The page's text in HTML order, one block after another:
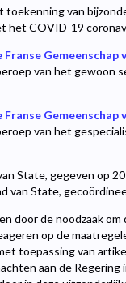
toekenning van
het COVID-19
Gemeenschap
van het gewoon
Gemeenschap
van het
State, gegeven op
van State,
door de noodzaak
op de
toepassing van
aan de Regering